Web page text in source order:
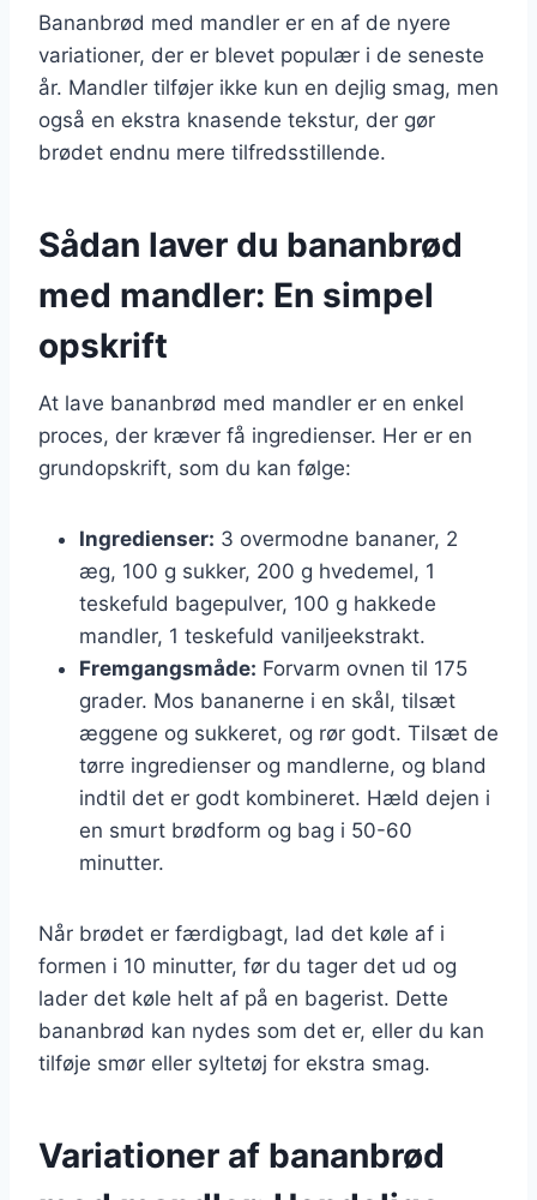
Bananbrød med mandler er en af de nyere
variationer, der er blevet populær i de seneste
år. Mandler tilføjer ikke kun en dejlig smag, men
også en ekstra knasende tekstur, der gør
brødet endnu mere tilfredsstillende.
Sådan laver du bananbrød
med mandler: En simpel
opskrift
At lave bananbrød med mandler er en enkel
proces, der kræver få ingredienser. Her er en
grundopskrift, som du kan følge:
Ingredienser: 3 overmodne bananer, 2
æg, 100 g sukker, 200 g hvedemel, 1
teskefuld bagepulver, 100 g hakkede
mandler, 1 teskefuld vaniljeekstrakt.
Fremgangsmåde: Forvarm ovnen til 175
grader. Mos bananerne i en skål, tilsæt
æggene og sukkeret, og rør godt. Tilsæt de
tørre ingredienser og mandlerne, og bland
indtil det er godt kombineret. Hæld dejen i
en smurt brødform og bag i 50-60
minutter.
Når brødet er færdigbagt, lad det køle af i
formen i 10 minutter, før du tager det ud og
lader det køle helt af på en bagerist. Dette
bananbrød kan nydes som det er, eller du kan
tilføje smør eller syltetøj for ekstra smag.
Variationer af bananbrød